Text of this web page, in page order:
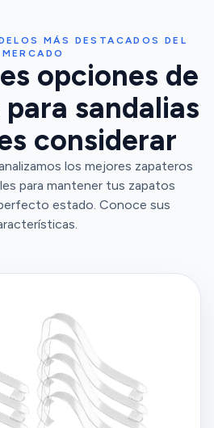
MÁS DESTACADOS DEL
MERCADO
opciones de
sandalias
considerar
los mejores zapateros
para mantener tus zapatos
estado. Conoce sus